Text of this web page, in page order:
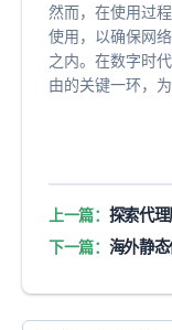
然而，在使用过
使用，以确保网
之内。在数字时
由的关键一环，
上一篇： 探索代
下一篇： 海外静